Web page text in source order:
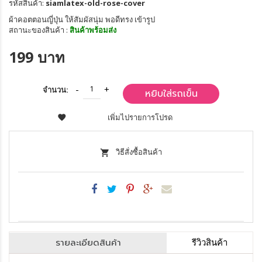
รหัสสินค้า: siamlatex-old-rose-cover
ผ้าคอตตอนญี่ปุ่น ให้สัมผัสนุ่ม พอดีทรง เข้ารูป
สถานะของสินค้า : สินค้าพร้อมส่ง
199 บาท
จำนวน: หยิบใส่รถเข็น
เพิ่มไปรายการโปรด
วิธีสั่งซื้อสินค้า
รายละเอียดสินค้า รีวิวสินค้า